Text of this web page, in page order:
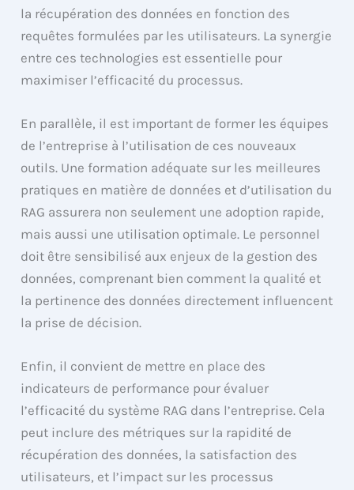
la récupération des données en fonction des
requêtes formulées par les utilisateurs. La synergie
entre ces technologies est essentielle pour
maximiser l’efficacité du processus.
En parallèle, il est important de former les équipes
de l’entreprise à l’utilisation de ces nouveaux
outils. Une formation adéquate sur les meilleures
pratiques en matière de données et d’utilisation du
RAG assurera non seulement une adoption rapide,
mais aussi une utilisation optimale. Le personnel
doit être sensibilisé aux enjeux de la gestion des
données, comprenant bien comment la qualité et
la pertinence des données directement influencent
la prise de décision.
Enfin, il convient de mettre en place des
indicateurs de performance pour évaluer
l’efficacité du système RAG dans l’entreprise. Cela
peut inclure des métriques sur la rapidité de
récupération des données, la satisfaction des
utilisateurs, et l’impact sur les processus